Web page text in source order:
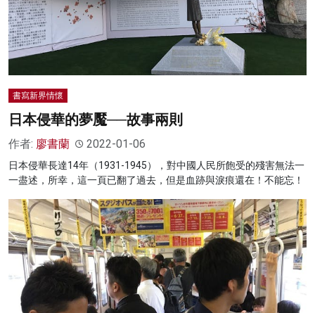
書寫新界情懷
日本侵華的夢魘──故事兩則
作者: 廖書蘭 2022-01-06
日本侵華長達14年（1931-1945），對中國人民所飽受的殘害無法一
一盡述，所幸，這一頁已翻了過去，但是血跡與淚痕還在！不能忘！